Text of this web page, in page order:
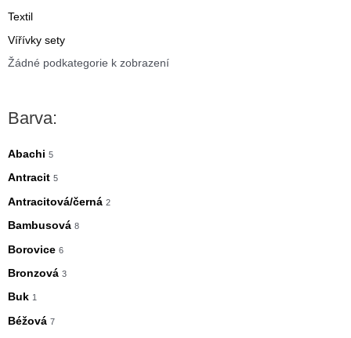
Textil
Vířívky sety
Žádné podkategorie k zobrazení
Barva:
Abachi 5
Antracit 5
Antracitová/černá 2
Bambusová 8
Borovice 6
Bronzová 3
Buk 1
Béžová 7